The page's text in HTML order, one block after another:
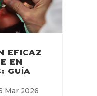
EFICAZ
EN
GUÍA
Mar 2026